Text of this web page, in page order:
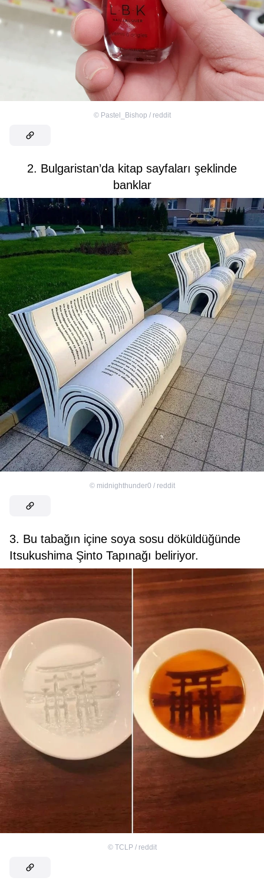
© Pastel_Bishop / reddit
2. Bulgaristan’da kitap sayfaları şeklinde
banklar
© midnighthunder0 / reddit
3. Bu tabağın içine soya sosu döküldüğünde
Itsukushima Şinto Tapınağı beliriyor.
© TCLP / reddit